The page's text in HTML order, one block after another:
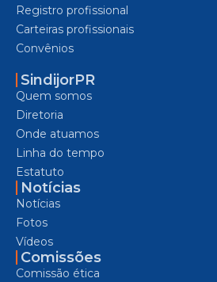
Registro profissional
Carteiras profissionais
Convênios
SindijorPR
Quem somos
Diretoria
Onde atuamos
Linha do tempo
Estatuto
Notícias
Notícias
Fotos
Vídeos
Comissões
Comissão ética